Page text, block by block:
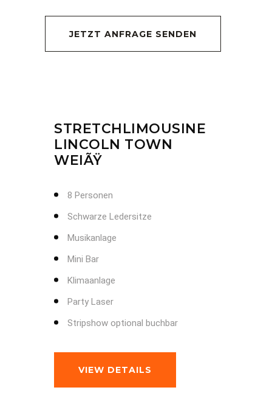
JETZT ANFRAGE SENDEN
STRETCHLIMOUSINE
LINCOLN TOWN
WEIÃŸ
8 Personen
Schwarze Ledersitze
Musikanlage
Mini Bar
Klimaanlage
Party Laser
Stripshow optional buchbar
VIEW DETAILS